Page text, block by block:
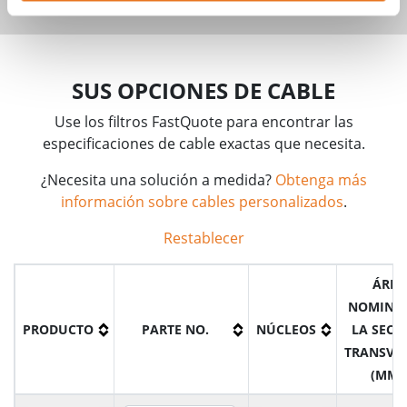
SUS OPCIONES DE CABLE
Use los filtros FastQuote para encontrar las
especificaciones de cable exactas que necesita.
¿Necesita una solución a medida? Obtenga más
información sobre cables personalizados.
Restablecer
PRODUCTO PARTE NO. NÚCLEOS
ÁREA
LA
(MM²)